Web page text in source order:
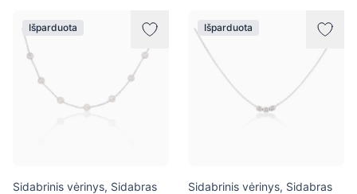
Išparduota
Sidabrinis vėrinys, Sidabras
Išparduota
Sidabrinis vėrinys, Sidabras